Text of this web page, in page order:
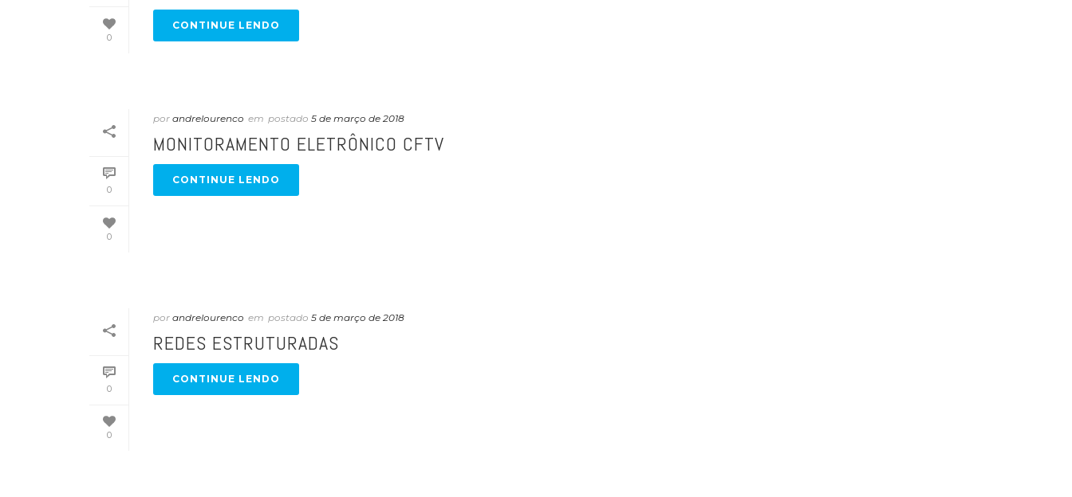
0
CONTINUE LENDO
0
0
por andrelourenco em postado 5 de março de 2018
MONITORAMENTO ELETRÔNICO CFTV
CONTINUE LENDO
0
0
por andrelourenco em postado 5 de março de 2018
REDES ESTRUTURADAS
CONTINUE LENDO